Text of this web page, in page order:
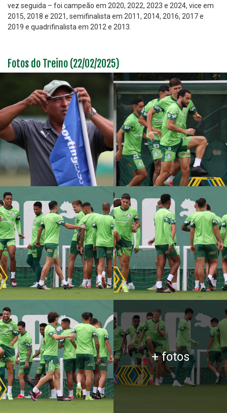
vez seguida – foi campeão em 2020, 2022, 2023 e 2024, vice em
2015, 2018 e 2021, semifinalista em 2011, 2014, 2016, 2017 e
2019 e quadrifinalista em 2012 e 2013.
Fotos do Treino (22/02/2025)
+ fotos